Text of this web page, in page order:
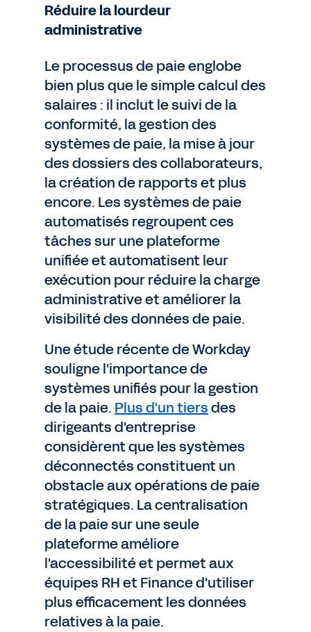
Réduire la lourdeur
administrative
Le processus de paie englobe
bien plus que le simple calcul des
salaires : il inclut le suivi de la
conformité, la gestion des
systèmes de paie, la mise à jour
des dossiers des collaborateurs,
la création de rapports et plus
encore. Les systèmes de paie
automatisés regroupent ces
tâches sur une plateforme
unifiée et automatisent leur
exécution pour réduire la charge
administrative et améliorer la
visibilité des données de paie.
Une étude récente de Workday
souligne l'importance de
systèmes unifiés pour la gestion
de la paie. Plus d'un tiersdes
dirigeants d'entreprise
considèrent que les systèmes
déconnectés constituent un
obstacle aux opérations de paie
stratégiques. La centralisation
de la paie sur une seule
plateforme améliore
l'accessibilité et permet aux
équipes RH et Finance d'utiliser
plus efficacement les données
relatives à la paie.